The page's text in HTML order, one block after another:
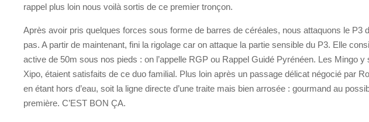
rappel plus loin nous voilà sortis de ce premier tronçon.
Après avoir pris quelques forces sous forme de barres de céréales, nous attaquons le P3
pas. A partir de maintenant, fini la rigolage car on attaque la partie sensible du P3. Elle
active de 50m sous nos pieds : on l’appelle RGP ou Rappel Guidé Pyrénéen. Les
Xipo, étaient satisfaits de ce duo familial. Plus loin après un passage délicat négocié par
en étant hors d’eau, soit la ligne directe d’une traite mais bien arrosée : gourmand au
première. C’EST BON ÇA.